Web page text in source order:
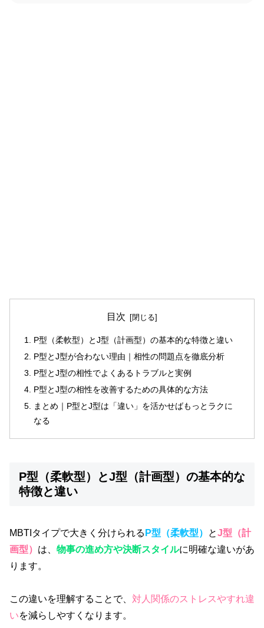
目次
P型（柔軟型）とJ型（計画型）の基本的な特徴と違い
P型とJ型が合わない理由｜相性の問題点を徹底分析
P型とJ型の相性でよくあるトラブルと実例
P型とJ型の相性を改善するための具体的な方法
まとめ｜P型とJ型は「違い」を活かせばもっとラクに
なる
P型（柔軟型）とJ型（計画型）の基本的な
特徴と違い
MBTIタイプで大きく分けられる P型（柔軟型） とJ型（計
画型） は、 物事の進め方や決断スタイルに明確な違いがあ
ります。
この違いを理解することで、 対人関係のストレスやすれ違
いを減らしやすくなります。